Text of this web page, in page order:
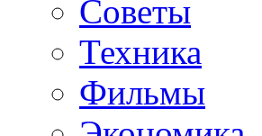
Советы
Техника
Фильмы